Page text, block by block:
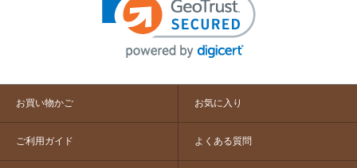
お買い物かご お気に入り
ご利用ガイド よくある質問